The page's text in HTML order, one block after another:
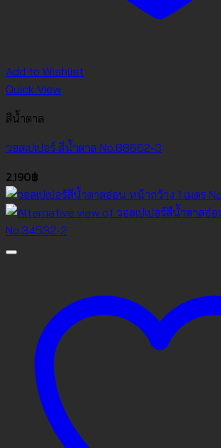
Add to Wishlist
Quick View
สีน้ำตาล
วอลเปเปอร์ สีน้ำตาล No.88662-3
2,190฿